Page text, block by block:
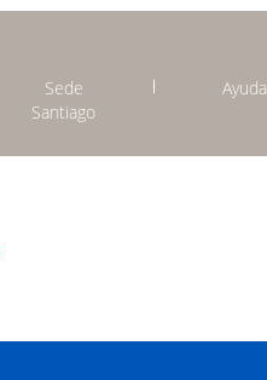
Sede
Santiago
Ayuda